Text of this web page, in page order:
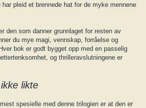
pleid et brennede hat for de myke mennene
den som danner grunnlaget for resten av
du mye magi, vennskap, forråelse og
bok er godt bygget opp med en passelig
og thrilleravslutningene er
likte
spesielle med denne trilogien er at den er